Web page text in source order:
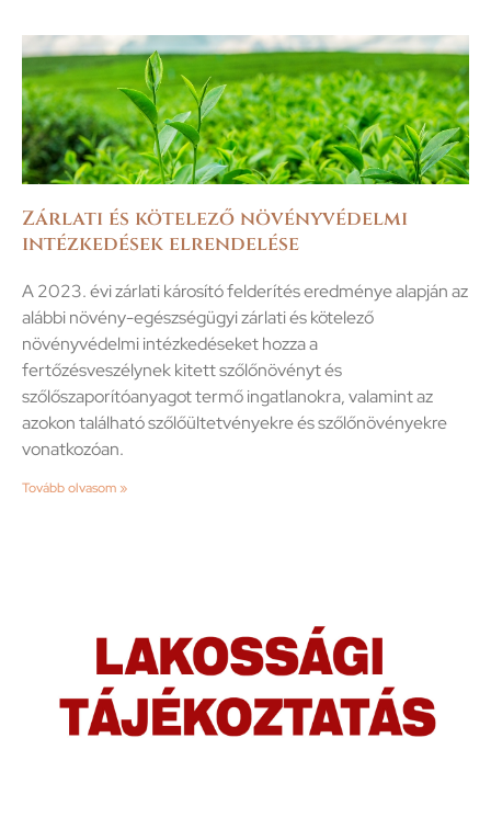
Zárlati és kötelező növényvédelmi
intézkedések elrendelése
A 2023. évi zárlati károsító felderítés eredménye alapján az
alábbi növény-egészségügyi zárlati és kötelező
növényvédelmi intézkedéseket hozza a
fertőzésveszélynek kitett szőlőnövényt és
szőlőszaporítóanyagot termő ingatlanokra, valamint az
azokon található szőlőültetvényekre és szőlőnövényekre
vonatkozóan.
Tovább olvasom »